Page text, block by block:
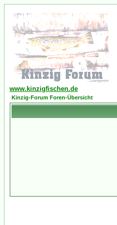
www.kinzigfischen.de
Kinzig-Forum Foren-Übersicht